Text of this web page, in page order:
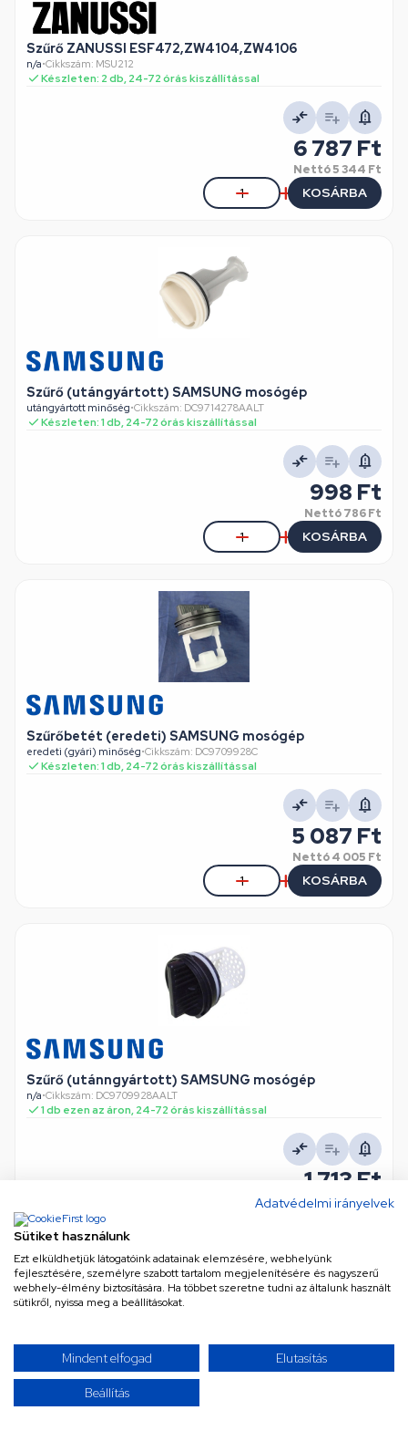
Adatvédelmi irányelvek
Sütiket használunk
Ezt elküldhetjük látogatóink adatainak elemzésére, webhelyünk
fejlesztésére, személyre szabott tartalom megjelenítésére és nagyszerű
webhely-élmény biztosítására. Ha többet szeretne tudni az általunk használt
sütikről, nyissa meg a beállításokat.
Mindent elfogad Elutasítás
Beállítás
Szűrő ZANUSSI ESF472,ZW4104,ZW4106
n/a•Cikkszám: MSU212
Készleten: 2 db, 24-72 órás kiszállítással
6 787 Ft
Nettó5 344 Ft
KOSÁRBA
Szűrő (utángyártott) SAMSUNG mosógép
utángyártott minőség•Cikkszám: DC9714278AALT
Készleten: 1 db, 24-72 órás kiszállítással
998 Ft
Nettó786 Ft
KOSÁRBA
Szűrőbetét (eredeti) SAMSUNG mosógép
eredeti (gyári) minőség•Cikkszám: DC9709928C
Készleten: 1 db, 24-72 órás kiszállítással
5 087 Ft
Nettó4 005 Ft
KOSÁRBA
Szűrő (utánngyártott) SAMSUNG mosógép
n/a•Cikkszám: DC9709928AALT
1 db ezen az áron, 24-72 órás kiszállítással
1 713 Ft
Nettó1 349 Ft